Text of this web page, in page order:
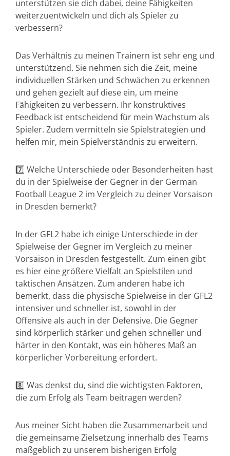
unterstützen sie dich dabei, deine Fähigkeiten
weiterzuentwickeln und dich als Spieler zu
verbessern?
Das Verhältnis zu meinen Trainern ist sehr eng und
unterstützend. Sie nehmen sich die Zeit, meine
individuellen Stärken und Schwächen zu erkennen
und gehen gezielt auf diese ein, um meine
Fähigkeiten zu verbessern. Ihr konstruktives
Feedback ist entscheidend für mein Wachstum als
Spieler. Zudem vermitteln sie Spielstrategien und
helfen mir, mein Spielverständnis zu erweitern.
7️⃣ Welche Unterschiede oder Besonderheiten hast
du in der Spielweise der Gegner in der German
Football League 2 im Vergleich zu deiner Vorsaison
in Dresden bemerkt?
In der GFL2 habe ich einige Unterschiede in der
Spielweise der Gegner im Vergleich zu meiner
Vorsaison in Dresden festgestellt. Zum einen gibt
es hier eine größere Vielfalt an Spielstilen und
taktischen Ansätzen. Zum anderen habe ich
bemerkt, dass die physische Spielweise in der GFL2
intensiver und schneller ist, sowohl in der
Offensive als auch in der Defensive. Die Gegner
sind körperlich stärker und gehen schneller und
härter in den Kontakt, was ein höheres Maß an
körperlicher Vorbereitung erfordert.
8️⃣ Was denkst du, sind die wichtigsten Faktoren,
die zum Erfolg als Team beitragen werden?
Aus meiner Sicht haben die Zusammenarbeit und
die gemeinsame Zielsetzung innerhalb des Teams
maßgeblich zu unserem bisherigen Erfolg